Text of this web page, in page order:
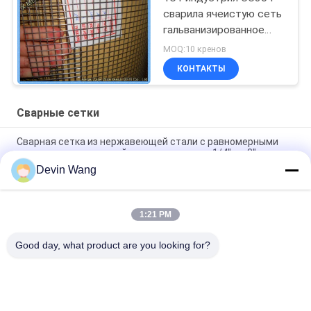
сварила ячеистую сеть
гальванизированное
законченное Эко
дружелюбное
MOQ:10 кренов
КОНТАКТЫ
Сварные сетки
Сварная сетка из нержавеющей стали с равномерными
отверстиями и плоской поверхностью от 1/4" до 3"
Сварные проволочные сетки из нержавеющей стали для
высококачественного строительства
Сетка сварная из нержавеющей стали 304, ячейка 1/2
Devin Wang
1:21 PM
Good day, what product are you looking for?